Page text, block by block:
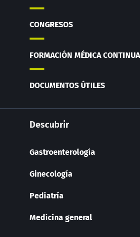
CONGRESOS
FORMACIÓN MÉDICA CONTINUA
DOCUMENTOS ÚTILES
Descubrir
Gastroenterología
Ginecología
Pediatría
Medicina general